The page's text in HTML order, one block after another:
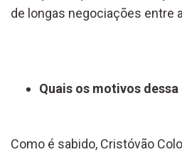
de longas negociações entre
Quais os motivos
Como é sabido, Cristóvão